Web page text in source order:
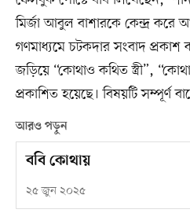
মির্জা আবুল বাশারকে কেন্দ্র করে
গণমাধ্যমে চটকদার সংবাদ প্রকাশ
জড়িয়ে “কোথাও কথিত স্ত্রী”,
প্রকাশিত হয়েছে। বিষয়টি সম্পূর্ণ
আরও পড়ুন
ববি কোথায়
২৫ জুন ২০২৫